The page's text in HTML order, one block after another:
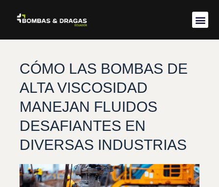
CÓMO LAS BOMBAS DE
ALTA VISCOSIDAD
MANEJAN FLUIDOS
DESAFIANTES EN
DIVERSAS INDUSTRIAS